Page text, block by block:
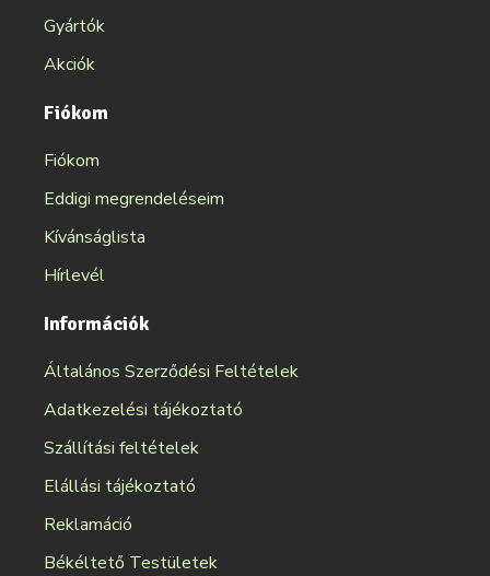
Gyártók
Akciók
Fiókom
Fiókom
Eddigi megrendeléseim
Kívánságlista
Hírlevél
Információk
Általános Szerződési Feltételek
Adatkezelési tájékoztató
Szállítási feltételek
Elállási tájékoztató
Reklamáció
Békéltető Testületek